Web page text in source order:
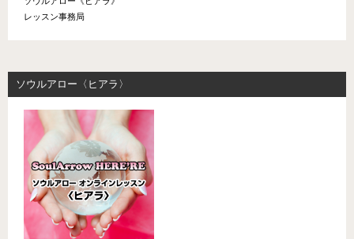
レッスン事務局
ソウルアロー〈ヒアラ〉